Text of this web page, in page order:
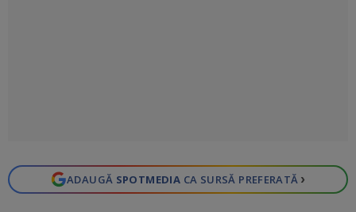
ADAUGĂ SPOTMEDIA CA SURSĂ PREFERATĂ ›